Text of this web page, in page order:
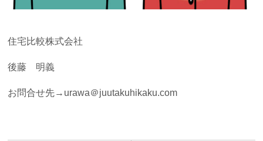
住宅比較株式会社
後藤 明義
お問合せ先→urawa＠juutakuhikaku.com